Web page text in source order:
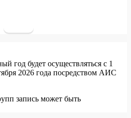
год будет осуществляться с 1
2026 года посредством АИС
запись может быть